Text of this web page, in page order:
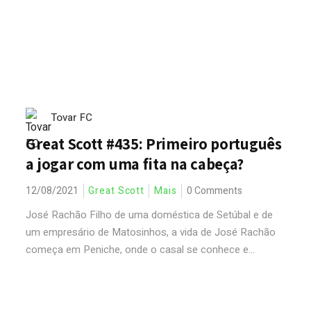
Tovar FC
Great Scott #435: Primeiro português
a jogar com uma fita na cabeça?
12/08/2021 Great Scott Mais 0 Comments
José Rachão Filho de uma doméstica de Setúbal e de
um empresário de Matosinhos, a vida de José Rachão
começa em Peniche, onde o casal se conhece e...